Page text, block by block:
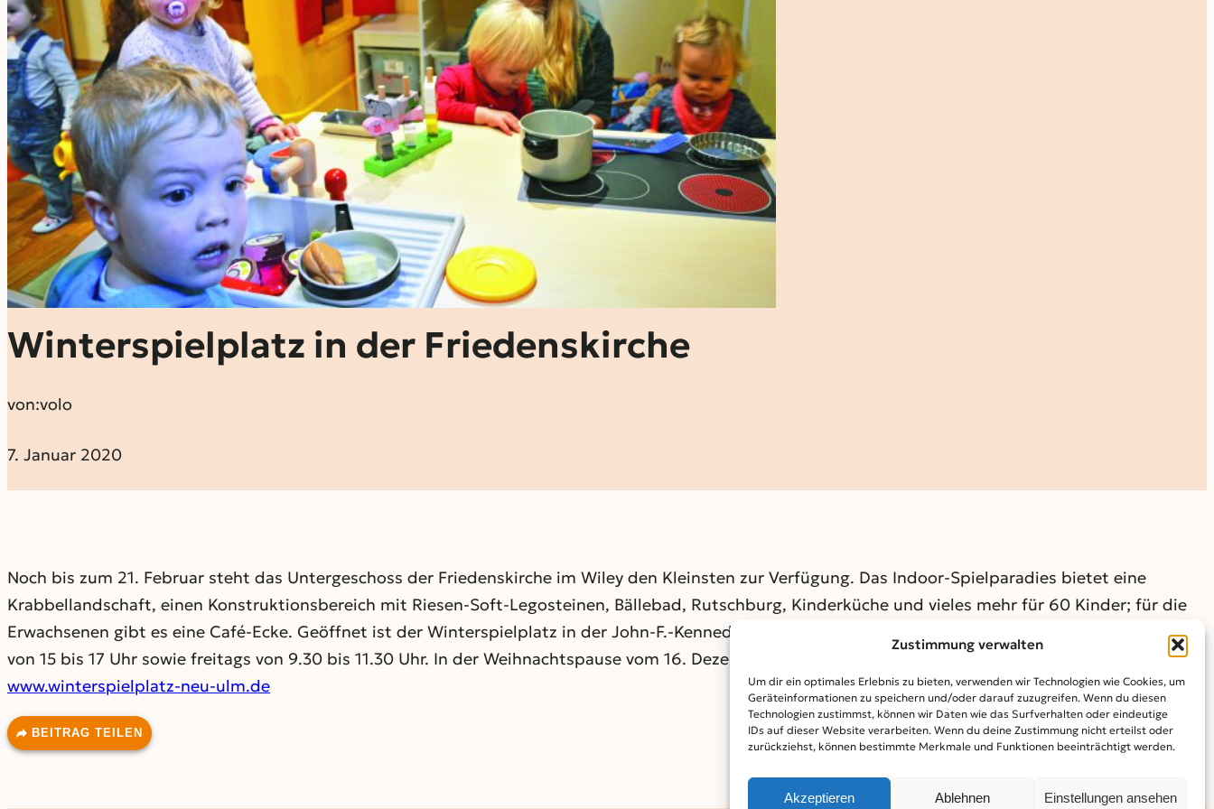
Zustimmung verwalten
Um dir ein optimales Erlebnis zu bieten, verwenden wir Technologien wie Cookies, um
Geräteinformationen zu speichern und/oder darauf zuzugreifen. Wenn du diesen
Technologien zustimmst, können wir Daten wie das Surfverhalten oder eindeutige
IDs auf dieser Website verarbeiten. Wenn du deine Zustimmung nicht erteilst oder
zurückziehst, können bestimmte Merkmale und Funktionen beeinträchtigt werden.
Akzeptieren Ablehnen Einstellungen ansehen
Winterspielplatz in der Friedenskirche
von:volo
7. Januar 2020
Noch bis zum 21. Februar steht das Untergeschoss der Friedenskirche im Wiley den Kleinsten zur Verfügung. Das Indoor-Spielparadies bietet eine
Krabbellandschaft, einen Konstruktionsbereich mit Riesen-Soft-Legosteinen, Bällebad, Rutschburg, Kinderküche und vieles mehr für 60 Kinder; für die
Erwachsenen gibt es eine Café-Ecke. Geöffnet ist der Winterspielplatz in der John-F.-Kennedy-Straße 6 jeweils donnerstags von 9.30 bis 11.30 Uhr und
von 15 bis 17 Uhr sowie freitags von 9.30 bis 11.30 Uhr. In der Weihnachtspause vom 16. Dezember bis 5. Januar ist die Einrichtung geschlossen.
www.winterspielplatz-neu-ulm.de
BEITRAG TEILEN